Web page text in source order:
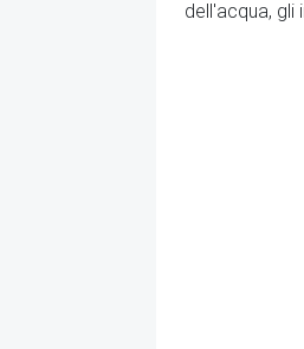
dell'acqua, gli